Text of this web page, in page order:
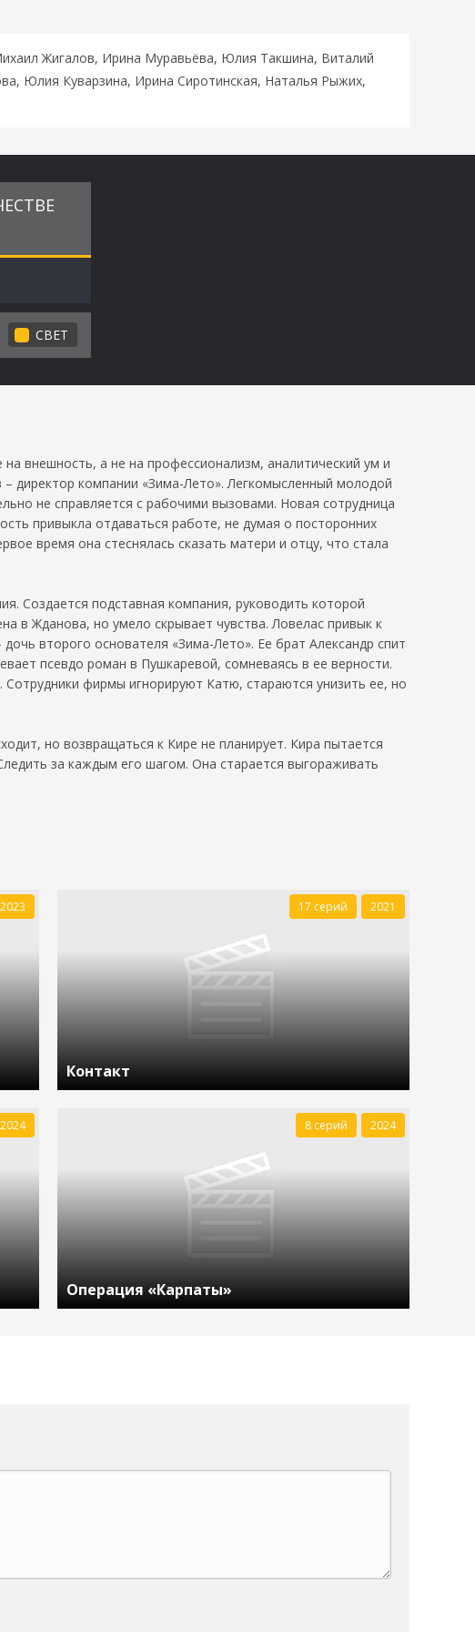
Жигалов, Ирина Муравьёва, Юлия Такшина, Виталий
Юлия Куварзина, Ирина Сиротинская, Наталья Рыжих,
СВЕТ
внешность, а не на профессионализм, аналитический ум и
директор компании «Зима-Лето». Легкомысленный молодой
не справляется с рабочими вызовами. Новая сотрудница
привыкла отдаваться работе, не думая о посторонних
время она стеснялась сказать матери и отцу, что стала
Создается подставная компания, руководить которой
в Жданова, но умело скрывает чувства. Ловелас привык к
второго основателя «Зима-Лето». Ее брат Александр спит
псевдо роман в Пушкаревой, сомневаясь в ее верности.
фирмы игнорируют Катю, стараются унизить ее, но
но возвращаться к Кире не планирует. Кира пытается
за каждым его шагом. Она старается выгораживать
Контакт
17 серий 2021
2024
Операция «Карпаты»
8 серий 2024